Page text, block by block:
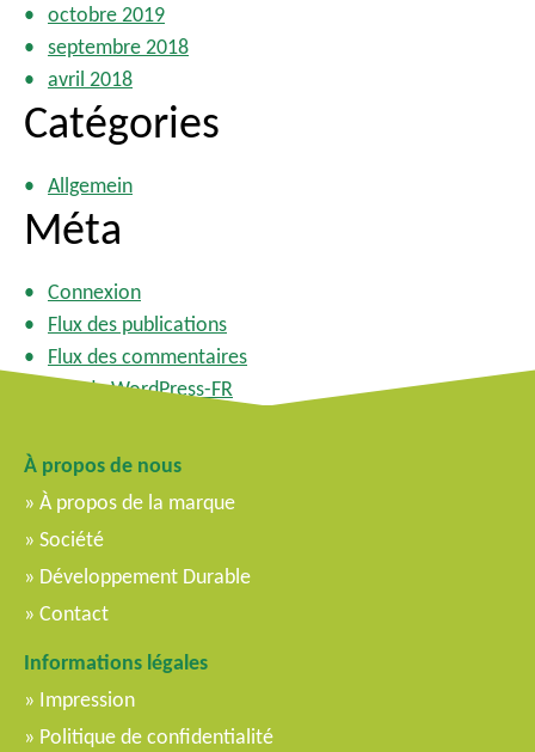
octobre 2019
septembre 2018
avril 2018
Catégories
Allgemein
Méta
Connexion
Flux des publications
Flux des commentaires
Site de WordPress-FR
À propos de nous
À propos de la marque
Société
Développement Durable
Contact
Informations légales
Impression
Politique de confidentialité